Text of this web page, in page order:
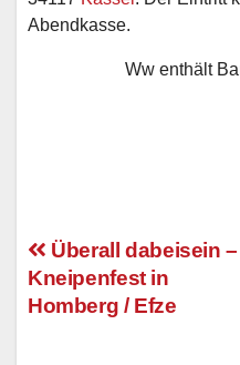
Abendkasse.
Ww enthält
Beitragsnavigation
Überall dabeisein –
Kneipenfest in
Homberg / Efze